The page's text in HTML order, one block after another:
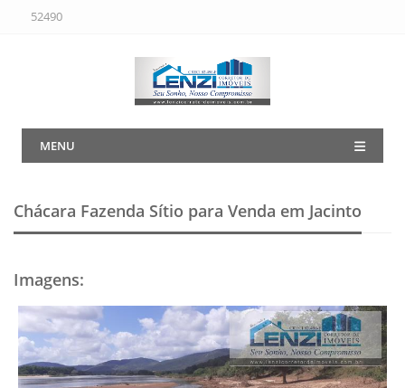
52490
MENU
Chácara Fazenda Sítio para Venda em Jacinto
Imagens: